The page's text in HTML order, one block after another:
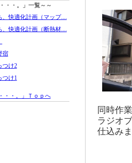
・・。」一覧～～
、快適化計画（マップ....
、快適化計画（断熱材....
宿
つけ2
つけ1
・・。」Ｔｏｐへ
同時作
ラジオ
仕込み